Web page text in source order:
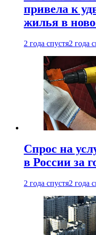
привела к
жилья в
2 года спустя2 года
Спрос на
в России за
2 года спустя2 года